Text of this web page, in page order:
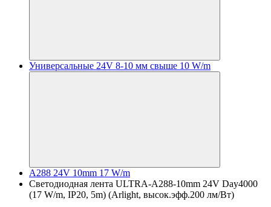
Универсальные 24V 8-10 мм свыше 10 W/m
A288 24V 10mm 17 W/m
Светодиодная лента ULTRA-A288-10mm 24V Day4000
(17 W/m, IP20, 5m) (Arlight, высок.эфф.200 лм/Вт)